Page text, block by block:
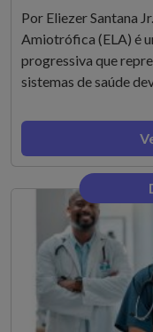
Por Eliezer Santana
Amiotrófica (ELA) é
progressiva que
sistemas de saúde